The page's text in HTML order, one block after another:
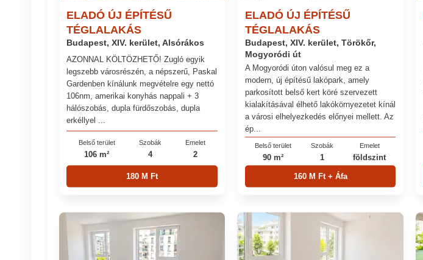
ELADÓ ÚJ ÉPÍTÉSŰ
TÉGLALAKÁS
Budapest, XIV. kerület, Alsórákos
AZONNAL KÖLTÖZHETŐ! Zugló egyik
legszebb városrészén, a népszerű, Paskal
Gardenben kínálunk megvételre egy nettó
106nm, amerikai konyhás nappali + 3
hálószobás, dupla fürdőszobás, dupla
erkéllyel ...
Belső terület
106 m²
Szobák
4
Emelet
2
180 M Ft
ELADÓ ÚJ ÉPÍTÉSŰ
TÉGLALAKÁS
Budapest, XIV. kerület, Törökőr,
Mogyoródi út
A Mogyoródi úton valósul meg ez a
modern, új építésű lakópark, amely
parkosított belső kert köré szervezett
kialakításával élhető lakókörnyezetet kínál
a városi elhelyezkedés előnyei mellett. Az
ép...
Belső terület
90 m²
Szobák
1
Emelet
földszint
160 M Ft + Áfa